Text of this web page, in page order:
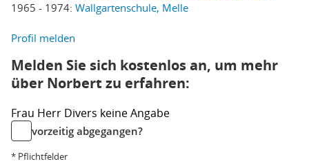
1965 - 1974: Wallgartenschule, Melle
Profil melden
Melden Sie sich kostenlos an, um mehr
über Norbert zu erfahren:
Frau Herr Divers keine Angabe
vorzeitig abgegangen?
* Pflichtfelder